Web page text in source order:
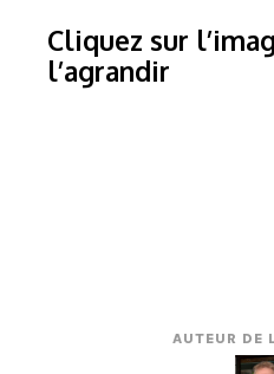
Cliquez sur
l’agrandir
AUTEUR DE